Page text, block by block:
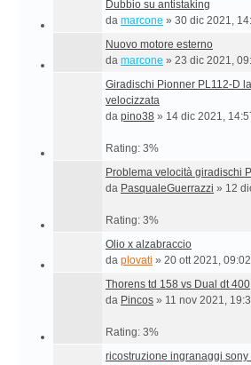
Dubbio su antistaking
da marcone » 30 dic 2021,
Nuovo motore esterno
da marcone » 23 dic 2021,
Giradischi Pionner PL112-D
velocizzata
da pino38 » 14 dic 2021,
Rating: 3%
Problema velocità giradischi
da PasqualeGuerrazzi » 12
Rating: 3%
Olio x alzabraccio
da plovati » 20 ott 2021, 09:02
Thorens td 158 vs Dual dt 400
da Pincos » 11 nov 2021,
Rating: 3%
ricostruzione ingranaggi sony